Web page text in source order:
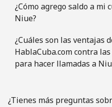
¿Cómo agrego saldo a mi
Niue?
¿Cuáles son las ventajas
HablaCuba.com contra
para hacer llamadas a
¿Tienes más preguntas